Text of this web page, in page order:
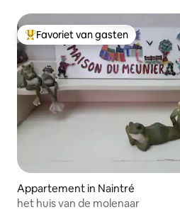
Topfavoriet van gasten
Favoriet van gasten
Appartement in Naintré
het huis van de molenaar